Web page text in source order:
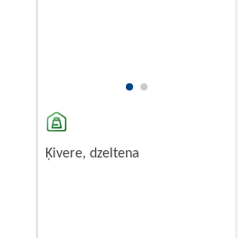
Ķivere, dzeltena